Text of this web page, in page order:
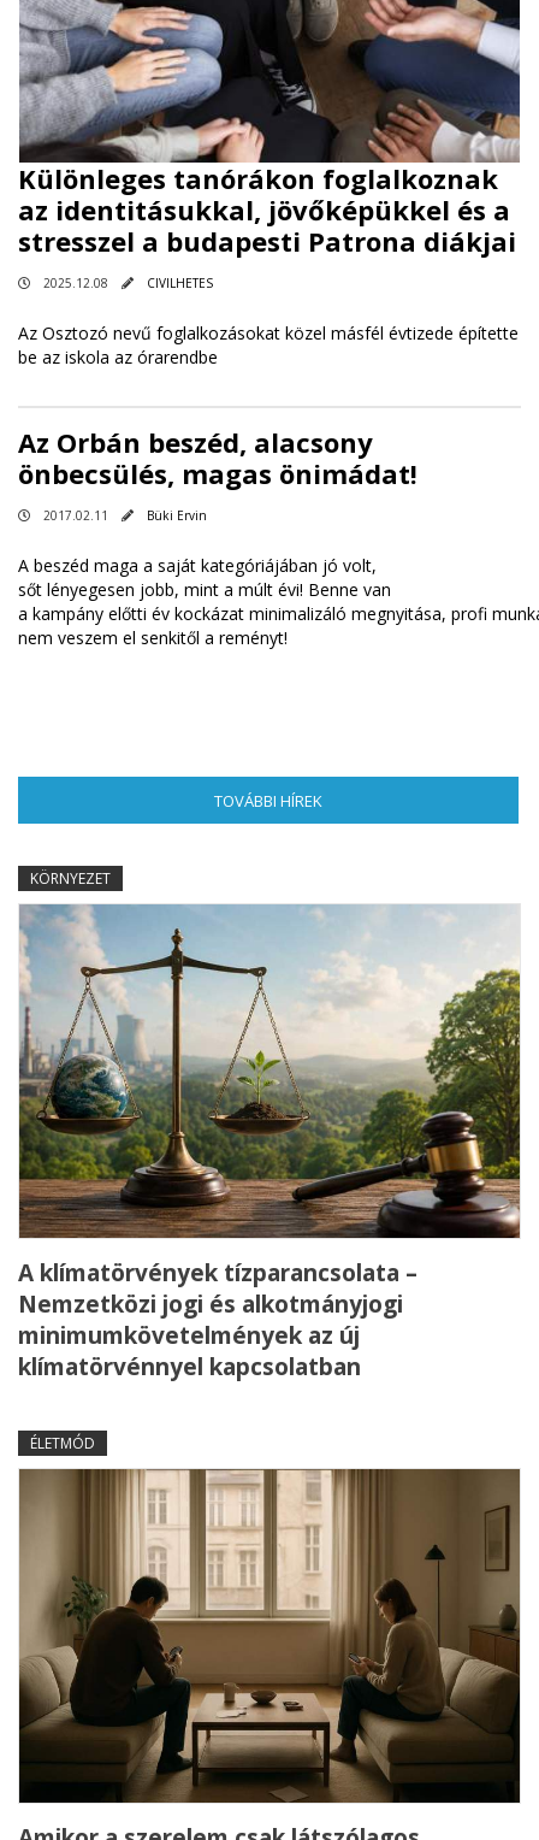
Különleges tanórákon foglalkoznak
az identitásukkal, jövőképükkel és a
stresszel a budapesti Patrona diákjai
2025.12.08 CIVILHETES
Az Osztozó nevű foglalkozásokat közel másfél évtizede építette
be az iskola az órarendbe
Az Orbán beszéd, alacsony
önbecsülés, magas önimádat!
2017.02.11 Büki Ervin
A beszéd maga a saját kategóriájában jó volt,
sőt lényegesen jobb, mint a múlt évi! Benne van
a kampány előtti év kockázat minimalizáló megnyitása, profi
nem veszem el senkitől a reményt!
TOVÁBBI HÍREK
KÖRNYEZET
A klímatörvények tízparancsolata –
Nemzetközi jogi és alkotmányjogi
minimumkövetelmények az új
klímatörvénnyel kapcsolatban
ÉLETMÓD